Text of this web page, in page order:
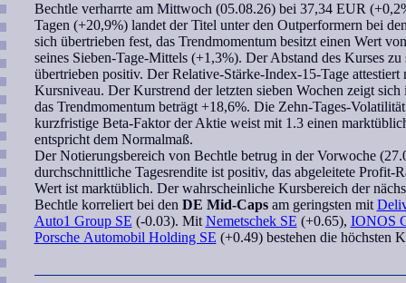
Bechtleverharrte am Mittwoch (05.08.26) bei 37,34 EUR
Tagen (+20,9%) landet der Titel unter den Outperformern bei
sich übertrieben fest, das Trendmomentumbesitzt einen Wert
seines Sieben-Tage-Mittels (+1,3%). Der Abstand des Kurses
übertrieben positiv. DerRelative-Stärke-Index-15-Tageattestiert
Kursniveau. Der Kurstrend der letzten sieben Wochen zeigt sich
das Trendmomentumbeträgt +18,6%. Die Zehn-Tages-
kurzfristige Beta-Faktorder Aktie weist mit 1.3 einen
entspricht dem Normalmaß.
Der Notierungsbereich von Bechtlebetrug in der Vorwoche
durchschnittliche Tagesrendite ist positiv, das abgeleitete Profit-
Wert ist marktüblich. Derwahrscheinliche Kursbereich der
Bechtle korreliertbei den DE Mid-Capsam geringsten mit
Auto1 Group SE (-0.03). Mit Nemetschek SE (+0.65), IONOS
Porsche Automobil Holding SE (+0.49) bestehen die höchsten